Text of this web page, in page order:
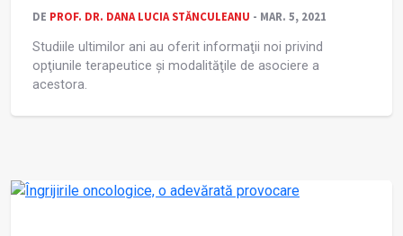
DE PROF. DR. DANA LUCIA STĂNCULEANU - MAR. 5, 2021
Studiile ultimilor ani au oferit informaţii noi privind
opţiunile terapeutice și modalităţile de asociere a
acestora.